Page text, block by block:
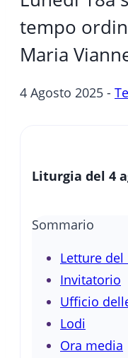
tempo
Maria
4 Agosto 2025 -
Liturgia del 4
Sommario
Letture
Invitatorio
Ufficio
Lodi
Ora media